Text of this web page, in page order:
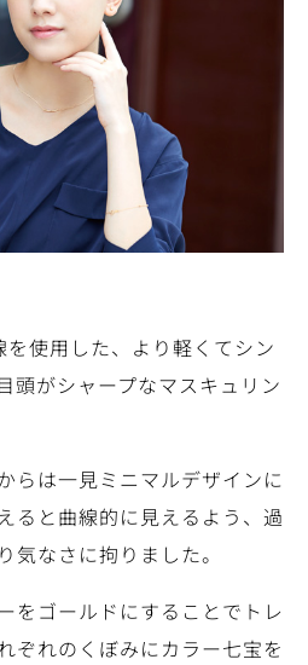
使用した、より軽くてシン
頭がシャープなマスキュリン
らは一見ミニマルデザインに
ると曲線的に見えるよう、過
気なさに拘りました。
をゴールドにすることでトレ
ぞれのくぼみにカラー七宝を